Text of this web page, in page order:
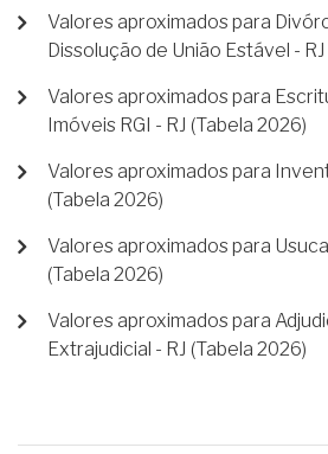
Valores aproximados para
Dissolução de União Estável -
Valores aproximados para
Imóveis RGI - RJ (Tabela 2026)
Valores aproximados para
(Tabela 2026)
Valores aproximados para
(Tabela 2026)
Valores aproximados para
Extrajudicial - RJ (Tabela 2026)